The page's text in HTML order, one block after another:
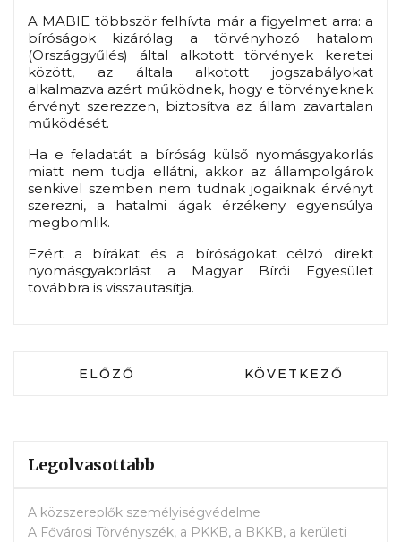
A MABIE többször felhívta már a figyelmet arra: a
bíróságok kizárólag a törvényhozó hatalom
(Országgyűlés) által alkotott törvények keretei
között, az általa alkotott jogszabályokat
alkalmazva azért működnek, hogy e törvényeknek
érvényt szerezzen, biztosítva az állam zavartalan
működését.
Ha e feladatát a bíróság külső nyomásgyakorlás
miatt nem tudja ellátni, akkor az állampolgárok
senkivel szemben nem tudnak jogaiknak érvényt
szerezni, a hatalmi ágak érzékeny egyensúlya
megbomlik.
Ezért a bírákat és a bíróságokat célzó direkt
nyomásgyakorlást a Magyar Bírói Egyesület
továbbra is visszautasítja.
ELŐZŐ CIKK: AZ IGAZSÁGÜGYI
ELŐZŐ KÖVETKEZŐ CIKK:
KÖVETKEZŐ
Legolvasottabb
A közszereplők személyiségvédelme
A Fővárosi Törvényszék, a PKKB, a BKKB, a kerületi